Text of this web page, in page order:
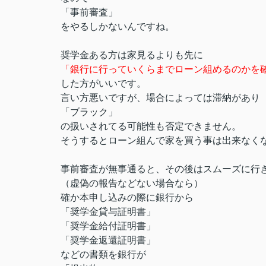
「事前審査」
をやるしかないんですね。
奨学金ある方は家見るよりも先に
「銀行に行っていくらまでローン組めるのかを
した方がいいです。
言い方悪いですが、場合によっては滞納があり
「ブラック」
の扱いされてる可能性も否定できません。
そうするとローン組んで家を買う事は出来なく
事前審査が無事通ると、その後はスムーズに行
（虚偽の報告などない場合なら）
確か本申し込みの際に銀行から
「奨学金貸与証明書」
「奨学金給付証明書」
「奨学金返還証明書」
などの書類を銀行が